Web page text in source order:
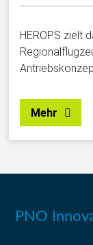
HEROPS zielt
Mehr
PNO